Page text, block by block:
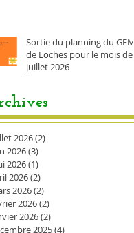
Sortie du planning du GEM
de Loches pour le mois de
juillet 2026
2026(2)
2026(3)
2026(1)
2026(2)
2026(2)
2026(2)
2026(2)
2025(4)